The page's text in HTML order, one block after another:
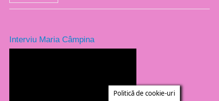
Interviu Maria Câmpina
Politică de cookie-uri